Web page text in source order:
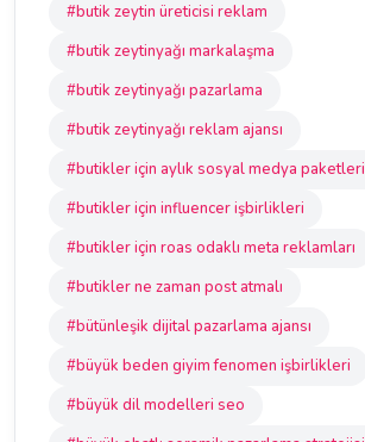
#butik zeytin üreticisi reklam
#butik zeytinyağı markalaşma
#butik zeytinyağı pazarlama
#butik zeytinyağı reklam ajansı
#butikler için aylık sosyal medya paketleri
#butikler için influencer işbirlikleri
#butikler için roas odaklı meta reklamları
#butikler ne zaman post atmalı
#bütünleşik dijital pazarlama ajansı
#büyük beden giyim fenomen işbirlikleri
#büyük dil modelleri seo